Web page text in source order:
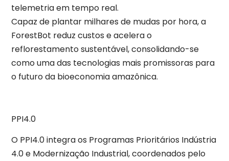
telemetria em tempo real.
Capaz de plantar milhares de mudas por hora, a
ForestBot reduz custos e acelera o
reflorestamento sustentável, consolidando-se
como uma das tecnologias mais promissoras para
o futuro da bioeconomia amazônica.
PPI4.0
O PPI4.0 integra os Programas Prioritários Indústria
4.0 e Modernização Industrial, coordenados pelo